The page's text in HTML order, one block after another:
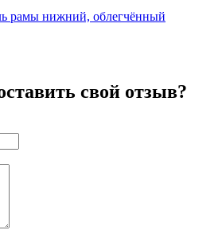
рамы нижний, облегчённый
свой отзыв?